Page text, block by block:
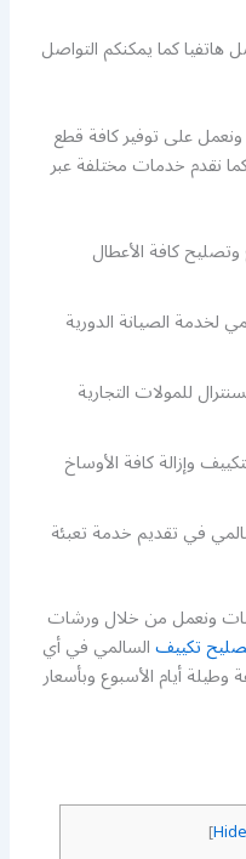
هاتفيا كما يمكنكم التواصل
على توفير كافة قطع
كما نقدم خدمات مختلفة عبر
كافة الأعطال
لخدمة الصيانة الدورية
للمولات التجارية
وإزالة كافة الأوساخ
في تقديم خدمة تعبئة
ونعمل من خلال ورشات
تكييفالسالمي في أي
متوفرة على مدار 24 ساعة وطيلة أيام الأسبوع وبأسعار
Hide
]